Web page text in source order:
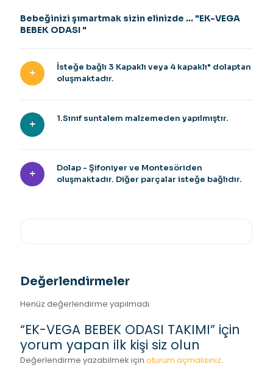
Bebeğinizi şımartmak sizin elinizde ... "EK-VEGA
BEBEK ODASI "
İsteğe bağlı 3 Kapaklı veya 4 kapaklı" dolaptan
oluşmaktadır.
1.Sınıf suntalem malzemeden yapılmıştır.
Dolap - Şifoniyer ve Montesöriden
oluşmaktadır. Diğer parçalar isteğe bağlıdır.
Değerlendirmeler
Henüz değerlendirme yapılmadı.
“EK-VEGA BEBEK ODASI TAKIMI” için
yorum yapan ilk kişi siz olun
Değerlendirme yazabilmek için oturum açmalısınız.